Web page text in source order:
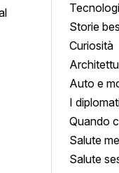
Storie
Curiosità
Auto e
I
Quando
Salute
Salute